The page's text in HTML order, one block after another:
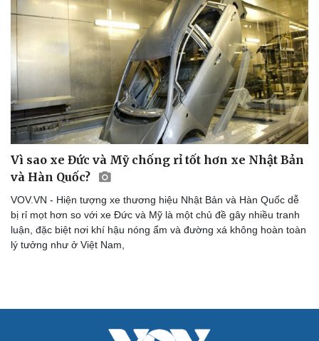
Vì sao xe Đức và Mỹ chống rỉ tốt hơn xe Nhật Bản
và Hàn Quốc?
VOV.VN - Hiện tượng xe thương hiệu Nhật Bản và Hàn Quốc dễ
bị rỉ mọt hơn so với xe Đức và Mỹ là một chủ đề gây nhiều tranh
luận, đặc biệt nơi khí hậu nóng ẩm và đường xá không hoàn toàn
lý tưởng như ở Việt Nam,